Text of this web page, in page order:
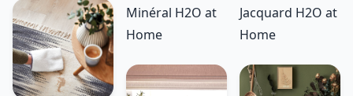
Minéral H2O at
Home
Jacquard H2O at
Home